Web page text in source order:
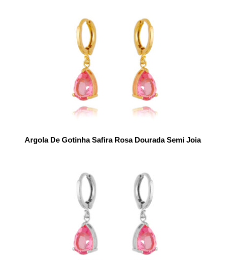
Argola De Gotinha Safira Rosa Dourada Semi Joia